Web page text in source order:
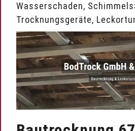
Wasserschaden,
Trocknungsgeräte,